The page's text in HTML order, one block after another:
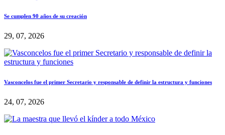
Se cumplen 90 años de su creación
29, 07, 2026
Vasconcelos fue el primer Secretario y responsable de definir la estructura y funciones
24, 07, 2026